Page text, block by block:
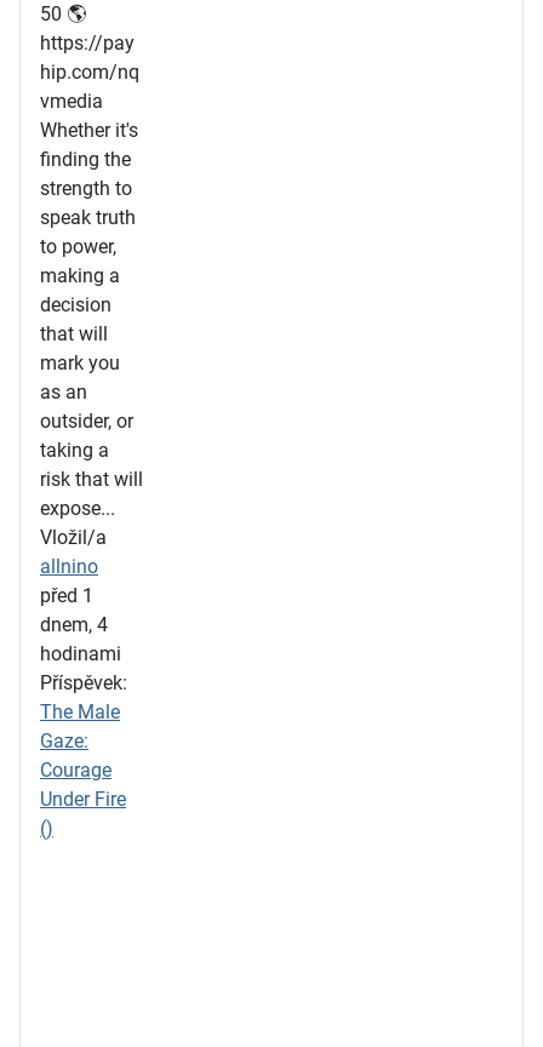
50 🌎
https://pay
hip.com/nq
vmedia
Whether it's
finding the
strength to
speak truth
to power,
making a
decision
that will
mark you
as an
outsider, or
taking a
risk that will
expose...
Vložil/a
allnino
před 1
dnem, 4
hodinami
Příspěvek:
The Male
Gaze:
Courage
Under Fire
()